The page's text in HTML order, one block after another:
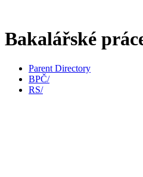
Bakalářské
Parent Directory
BPČ/
RS/